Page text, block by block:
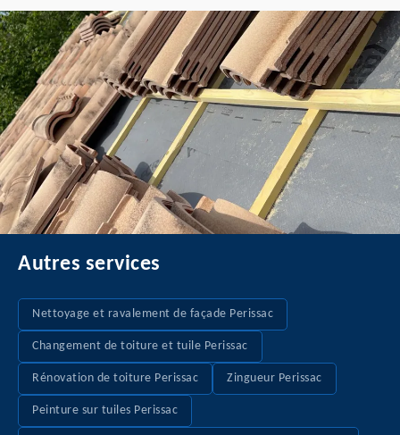
Autres services
Nettoyage et ravalement de façade Perissac
Changement de toiture et tuile Perissac
Rénovation de toiture Perissac Zingueur Perissac
Peinture sur tuiles Perissac